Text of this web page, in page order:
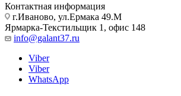
Контактная информация
г.Иваново, ул.Ермака 49.M
Ярмарка-Текстильщик 1, офис 148
info@galant37.ru
Viber
Viber
WhatsApp